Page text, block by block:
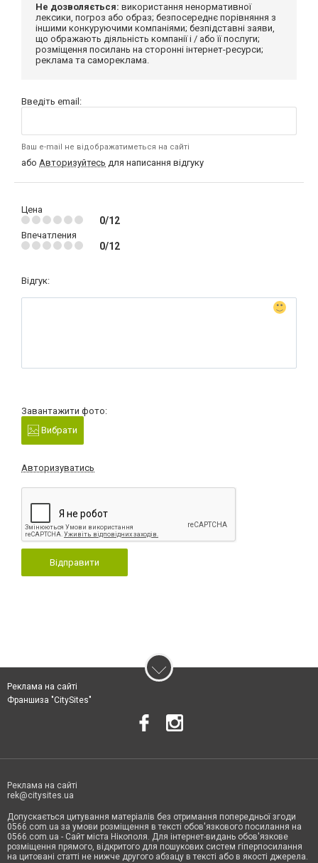
Не дозволяється: використання ненормативної
лексики, погроз або образ; безпосереднє порівняння з
іншими конкуруючими компаніями; безпідставні заяви,
що ображають діяльність компанії і / або її послуги;
розміщення посилань на сторонні інтернет-ресурси;
реклама та самореклама.
Введіть email:
Ваш e-mail не відображатиметься на сайті
або Авторизуйтесь для написання відгуку
Цена
0/12
Впечатления
0/12
Відгук:
Завантажити фото:
Вибрати
Авторизуватись
Відправити
Реклама на сайті
Франшиза "CitySites"
Реклама на сайті
rek@citysites.ua
Допускається цитування матеріалів без отримання попередньої згоди
0566.com.ua за умови розміщення в тексті обов'язкового посилання на
0566.com.ua - Сайт міста Нікополя. Для інтернет-видань обов'язкове
розміщення прямого, відкритого для пошукових систем гіперпосилання
на цитовані статті не нижче другого абзацу в тексті або в якості джерела.